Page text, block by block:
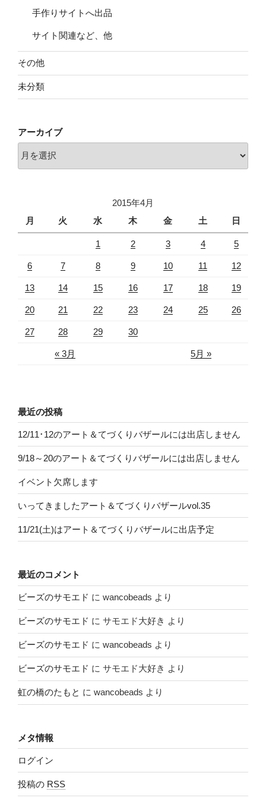
手作りサイトへ出品
サイト関連など、他
その他
未分類
アーカイブ
ア
2015年4月
月
火 水 木 金 土 日
« 3月 5月 »
1 2 3 4 5
6 7 8 9 10 11 12
13 14 15 16 17 18 19
20 21 22 23 24 25 26
27 28 29 30
最近の投稿
12/11･12のアート＆てづくりバザールには出店しません
9/18～20のアート＆てづくりバザールには出店しません
イベント欠席します
いってきましたアート＆てづくりバザールvol.35
11/21(土)はアート＆てづくりバザールに出店予定
最近のコメント
ビーズのサモエド に wancobeads より
ビーズのサモエド に サモエド大好き より
ビーズのサモエド に wancobeads より
ビーズのサモエド に サモエド大好き より
虹の橋のたもと に wancobeads より
メタ情報
ログイン
投稿の RSS